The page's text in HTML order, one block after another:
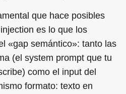
que hace posibles
es lo que los
«gap semántico»: tanto las
(el system prompt que tu
como el input del
formato: texto en